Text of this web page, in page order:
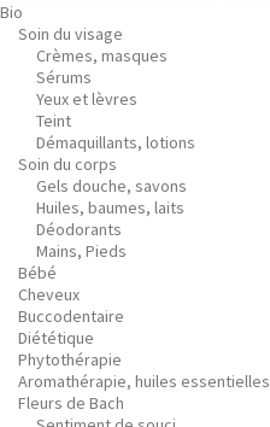
Bio
Soin du visage
Crèmes, masques
Sérums
Yeux et lèvres
Teint
Démaquillants, lotions
Soin du corps
Gels douche, savons
Huiles, baumes, laits
Déodorants
Mains, Pieds
Bébé
Cheveux
Buccodentaire
Diététique
Phytothérapie
Aromathérapie, huiles essentielles
Fleurs de Bach